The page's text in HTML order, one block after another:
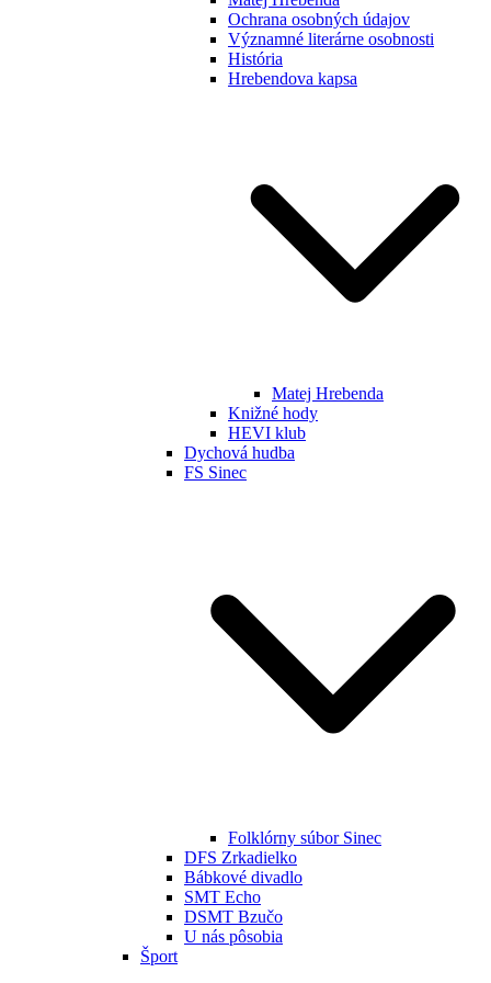
Ochrana osobných údajov
Významné literárne osobnosti
História
Hrebendova kapsa
Matej Hrebenda
Knižné hody
HEVI klub
Dychová hudba
FS Sinec
Folklórny súbor Sinec
DFS Zrkadielko
Bábkové divadlo
SMT Echo
DSMT Bzučo
U nás pôsobia
Šport